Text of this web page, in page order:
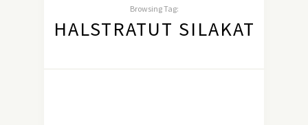
Browsing Tag:
HALSTRATUT SILAKAT